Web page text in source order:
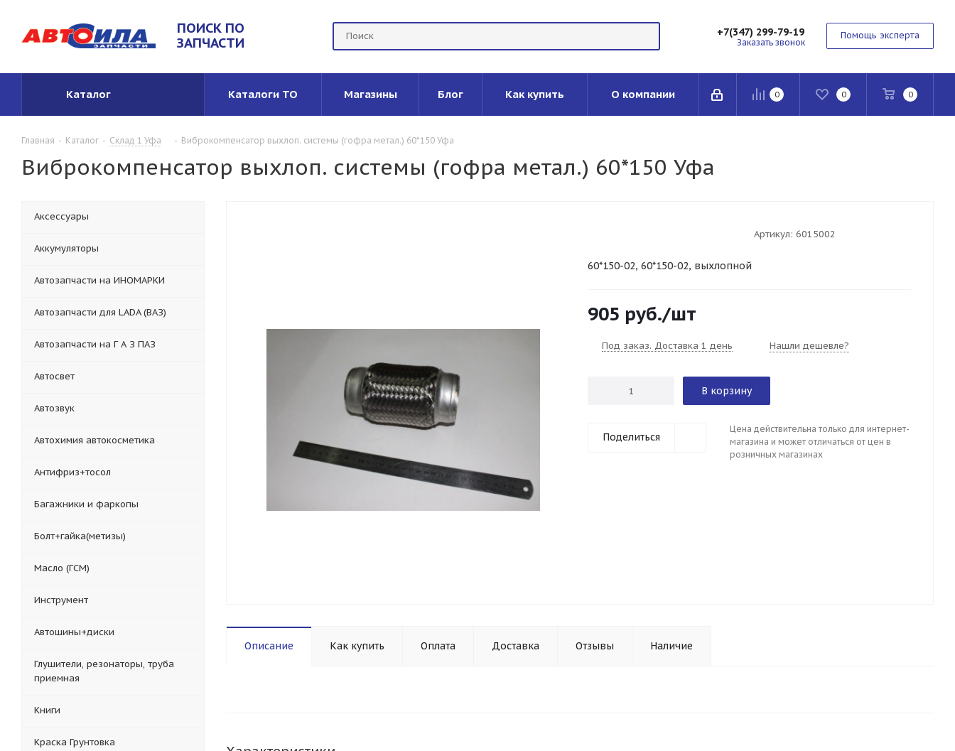
ПОИСК ПО
ЗАПЧАСТИ
+7(347) 299-79-19
Заказать звонок
Помощь эксперта
0 0 0
Каталог Каталоги ТО Магазины Блог Как купить О компании
Главная - Каталог - Склад 1 Уфа - Виброкомпенсатор выхлоп. системы (гофра метал.) 60*150 Уфа
Виброкомпенсатор выхлоп. системы (гофра метал.) 60*150 Уфа
Артикул: 6015002
60*150-02, 60*150-02, выхлопной
905 руб./шт
Под заказ. Доставка 1 день Нашли дешевле?
В корзину
Поделиться
Цена действительна только для интернет-
магазина и может отличаться от цен в
розничных магазинах
Описание Как купить Оплата Доставка Отзывы Наличие
Аксессуары
Аккумуляторы
Автозапчасти на ИНОМАРКИ
Автозапчасти для LADA (ВАЗ)
Автозапчасти на Г А З ПАЗ
Автосвет
Автозвук
Автохимия автокосметика
Антифриз+тосол
Багажники и фаркопы
Болт+гайка(метизы)
Масло (ГСМ)
Инструмент
Автошины+диски
Глушители, резонаторы, труба
приемная
Книги
Краска Грунтовка